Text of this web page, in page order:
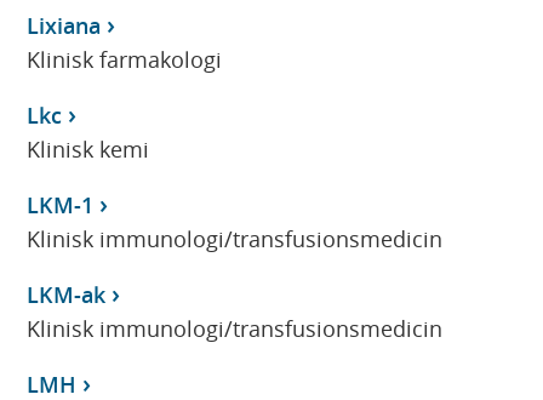
Lixiana
Klinisk farmakologi
Lkc
Klinisk kemi
LKM-1
Klinisk immunologi/transfusionsmedicin
LKM-ak
Klinisk immunologi/transfusionsmedicin
LMH